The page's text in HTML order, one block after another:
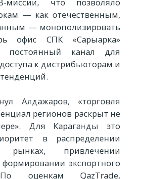
— как отечественным,
— монополизировать
офис СПК «Сарыарка»
постоянный канал для
к дистрибьюторам и
Алдажаров, «торговля
регионов раскрыт не
Для Караганды это
в распределении
привлечении
экспортного
оценкам QazTrade,